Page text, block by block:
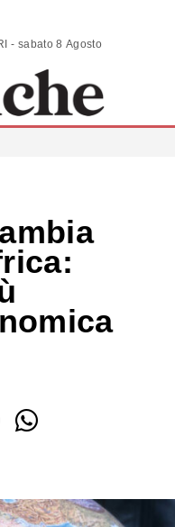
ANALISI | COMMENTI | SCENARI - sabato 8 Agosto 2026